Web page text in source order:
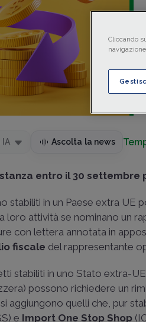
Ascolta la news
entro il 30
stabiliti in un Paese extra UE
loro attività se nominano un
con lettera annotata in
fiscale del rappresentante
stabiliti in uno Stato extra-
possono richiedere un
aggiungono quelli che, pur
e Import One Stop Shop
Cliccando